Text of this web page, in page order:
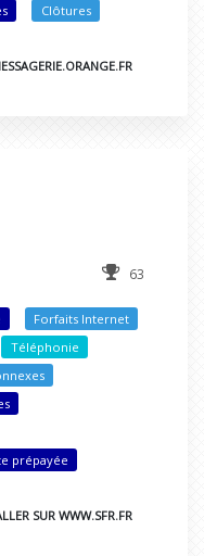
Clôtures
63
Forfaits Internet
Téléphonie
prépayée
SUR WWW.SFR.FR